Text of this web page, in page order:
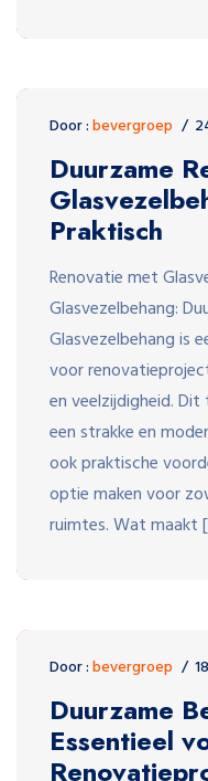
Door :bevergroep
Duurzame
Praktisch
Renovatie met
Glasvezelbehang:
Glasvezelbehang is
voor
en veelzijdigheid.
een strakke en
ook praktische
optie maken voor
ruimtes. Wat maakt
Door :bevergroep
Duurzame
Essentieel